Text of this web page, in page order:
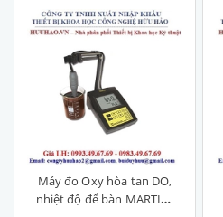
Máy đo Oxy hòa tan DO,
nhiệt độ để bàn MARTINI